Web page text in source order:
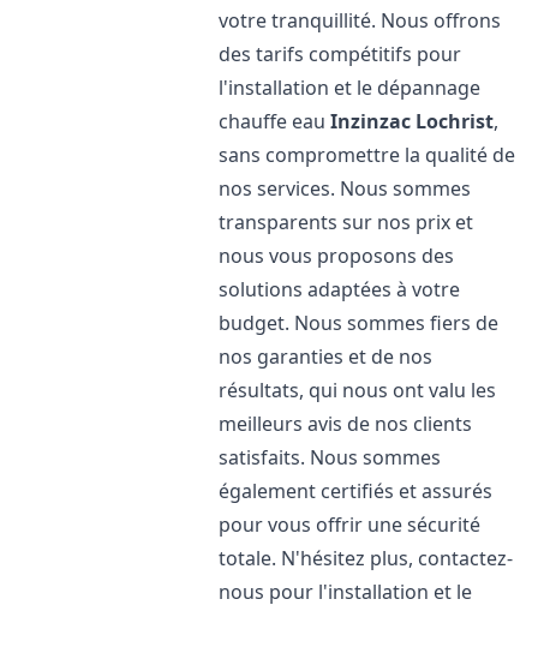
votre tranquillité. Nous offrons
des tarifs compétitifs pour
l'installation et le dépannage
chauffe eauInzinzac Lochrist,
sans compromettre la qualité de
nos services. Nous sommes
transparents sur nos prix et
nous vous proposons des
solutions adaptées à votre
budget. Nous sommes fiers de
nos garanties et de nos
résultats, qui nous ont valu les
meilleurs avis de nos clients
satisfaits. Nous sommes
également certifiés et assurés
pour vous offrir une sécurité
totale. N'hésitez plus, contactez-
nous pour l'installation et le